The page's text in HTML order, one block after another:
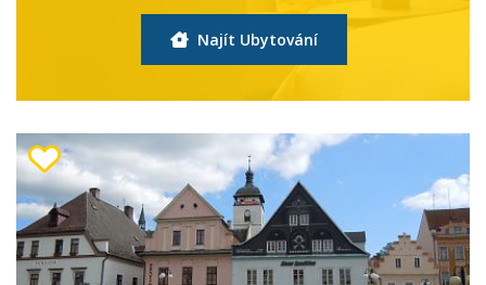
Najít Ubytování